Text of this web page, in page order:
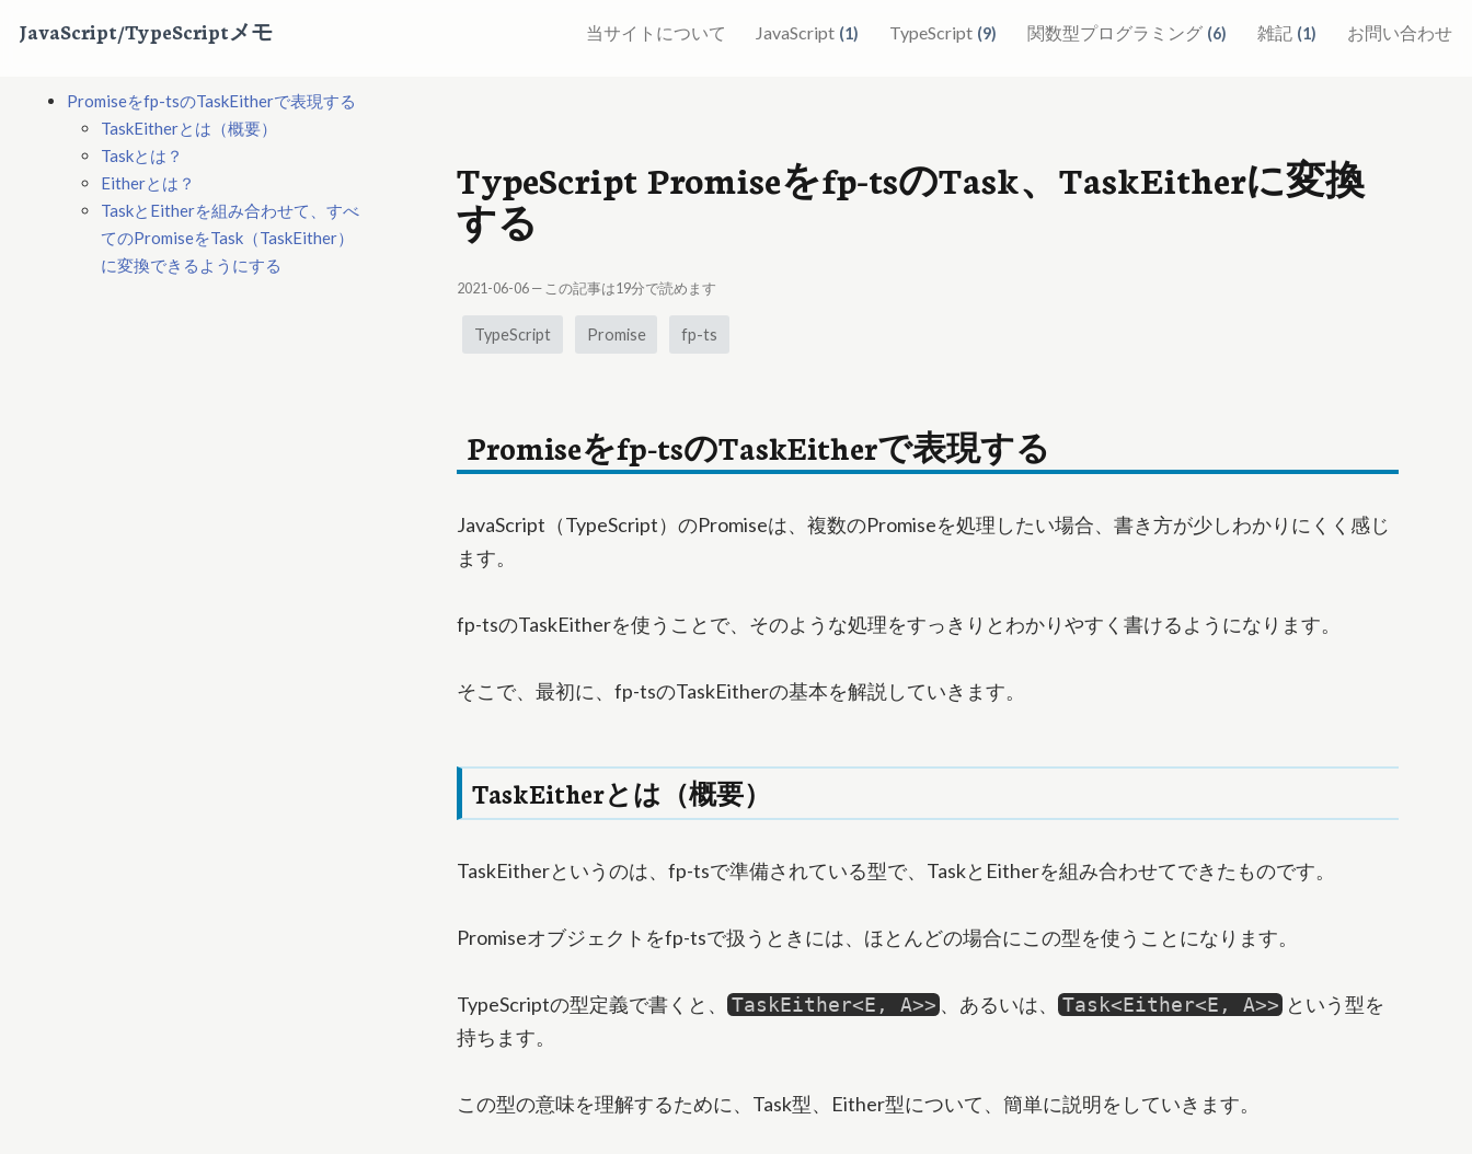
JavaScript/TypeScriptメモ 当サイトについて JavaScript (1) TypeScript (9) 関数型プログラミング (6) 雑記 (1) お問い合わせ
TypeScript Promiseをfp-tsのTask、TaskEitherに変換
する
2021-06-06 — この記事は19分で読めます
TypeScript Promise fp-ts
Promiseをfp-tsのTaskEitherで表現する
JavaScript（TypeScript）のPromiseは、複数のPromiseを処理したい場合、書き方が少しわかりにくく感じ
ます。
fp-tsのTaskEitherを使うことで、そのような処理をすっきりとわかりやすく書けるようになります。
そこで、最初に、fp-tsのTaskEitherの基本を解説していきます。
TaskEitherとは（概要）
TaskEitherというのは、fp-tsで準備されている型で、TaskとEitherを組み合わせてできたものです。
Promiseオブジェクトをfp-tsで扱うときには、ほとんどの場合にこの型を使うことになります。
TypeScriptの型定義で書くと、 TaskEither<E, A>> 、あるいは、Task<Either<E, A>> という型を
持ちます。
この型の意味を理解するために、Task型、Either型について、簡単に説明をしていきます。
Promiseをfp-tsのTaskEitherで表現する
TaskEitherとは（概要）
Taskとは？
Eitherとは？
TaskとEitherを組み合わせて、すべ
てのPromiseをTask（TaskEither）
に変換できるようにする